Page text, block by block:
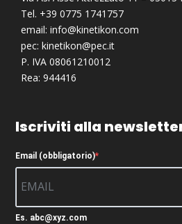
Tel. +39 0775 1741757
email:info@kinetikon.com
pec:kinetikon@pec.it
P. IVA 08061210012
Rea: 944416
Iscriviti alla
Email (obbligatorio)
Es. abc@xyz.com